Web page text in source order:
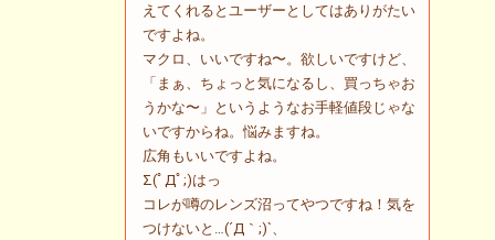
えてくれるとユーザーとしてはありがたい
ですよね。
マクロ、いいですね〜。欲しいですけど、
「まぁ、ちょっと気になるし、買っちゃお
うかな〜」というようなお手軽値段じゃな
いですからね。悩みますね。
広角もいいですよね。
Σ(ﾟДﾟ;)はっ
コレが噂のレンズ沼ってやつですね！気を
つけないと…(´Д｀;)`、